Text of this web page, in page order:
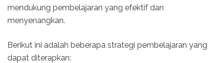
mendukung pembelajaran yang efektif dan
menyenangkan.
Berikut ini adalah beberapa strategi pembelajaran yang
dapat diterapkan: